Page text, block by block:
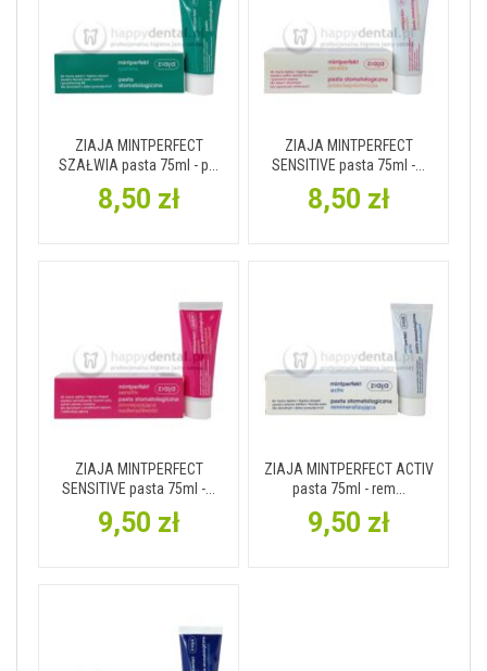
ZIAJA MINTPERFECT
SZAŁWIA pasta 75ml - p...
8,50 zł
ZIAJA MINTPERFECT
SENSITIVE pasta 75ml -...
8,50 zł
ZIAJA MINTPERFECT
SENSITIVE pasta 75ml -...
9,50 zł
ZIAJA MINTPERFECT ACTIV
pasta 75ml - rem...
9,50 zł